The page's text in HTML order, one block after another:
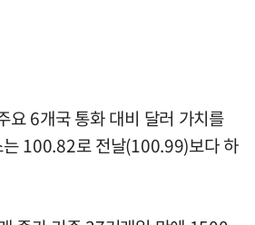
요 6개국 통화 대비 달러 가치를
는 100.82로 전날(100.99)보다 하